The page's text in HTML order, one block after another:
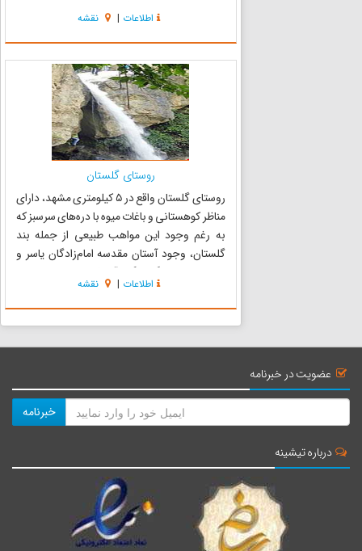
ییلاقی وگردشگری مشهد به محسوب می‌شود.
زشک در دره ای خو...
اطلاعات | نقشه
روستای گلستان
روستای گلستان واقع در ۵ کیلومتری مشهد، دارای
مناظر کوهستانی و باغات میوه با دره‌های سرسبز که
به رغم وجود این مواهب طبیعی از جمله بند
گلستان، وجود آستان مقدسه امام‌زادگان یاسر و
ناصر به اهمیت گردشگری آن افزوده است. روستای
حصار گلستان یکی از روستاهای خوش آب و هوا در
جنوب غرب مشهد و در ح...
اطلاعات | نقشه
عضویت در خبرنامه
خبرنامه
درباره تیشینه